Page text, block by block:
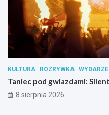
b
s
c
j
i
KULTURA ROZRYWKA
Taniec pod gwiazdami:
8 sierpnia 2026